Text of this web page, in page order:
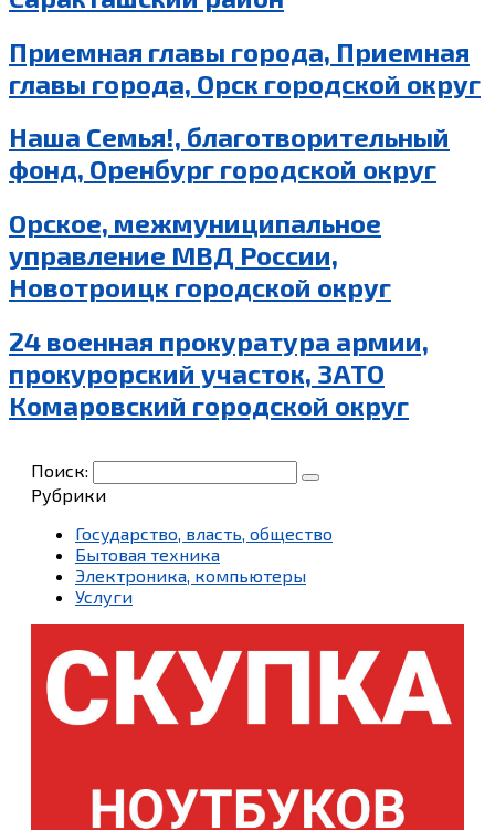
Приемная главы города, Приемная
главы города, Орск городской округ
Наша Семья!, благотворительный
фонд, Оренбург городской округ
Орское, межмуниципальное
управление МВД России,
Новотроицк городской округ
24 военная прокуратура армии,
прокурорский участок, ЗАТО
Комаровский городской округ
Поиск:
Рубрики
Государство, власть, общество
Бытовая техника
Электроника, компьютеры
Услуги